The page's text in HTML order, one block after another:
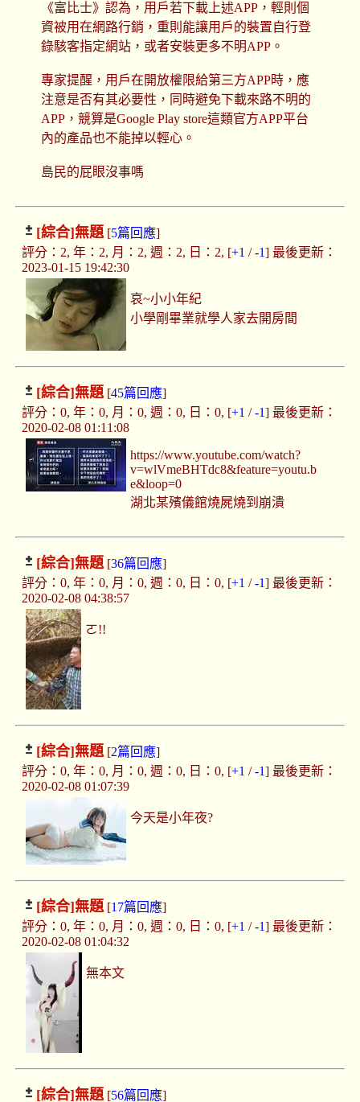
《富比士》認為，用戶若下載上述APP，輕則個
資被用在網路行銷，重則能讓用戶的裝置自行登
錄駭客指定網站，或者安裝更多不明APP。
專家提醒，用戶在開放權限給第三方APP時，應
注意是否有其必要性，同時避免下載來路不明的
APP，競算是Google Play store這類官方APP平台
內的產品也不能掉以輕心。
島民的屁眼沒事嗎
[綜合]無題[5篇回應]
評分：2, 年：2, 月：2, 週：2, 日：2, [+1 /-1] 最後更新：
2023-01-15 19:42:30
哀~小小年紀
小學剛畢業就學人家去開房間
[綜合]無題[45篇回應]
評分：0, 年：0, 月：0, 週：0, 日：0, [+1 /-1] 最後更新：
2020-02-08 01:11:08
https://www.youtube.com/watch?
v=wlVmeBHTdc8&feature=youtu.b
e&loop=0
湖北某殯儀館燒屍燒到崩潰
[綜合]無題[36篇回應]
評分：0, 年：0, 月：0, 週：0, 日：0, [+1 /-1] 最後更新：
2020-02-08 04:38:57
ㄛ!!
[綜合]無題[2篇回應]
評分：0, 年：0, 月：0, 週：0, 日：0, [+1 /-1] 最後更新：
2020-02-08 01:07:39
今天是小年夜?
[綜合]無題[17篇回應]
評分：0, 年：0, 月：0, 週：0, 日：0, [+1 /-1] 最後更新：
2020-02-08 01:04:32
無本文
[綜合]無題[56篇回應]